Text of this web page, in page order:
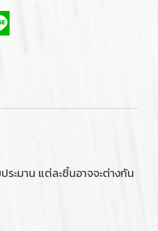
ระมาน แต่ละชิ้นอาจจะต่างกัน